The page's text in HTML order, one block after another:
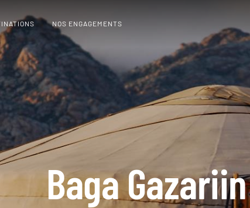
NOS ENGAGEMENTS
Baga